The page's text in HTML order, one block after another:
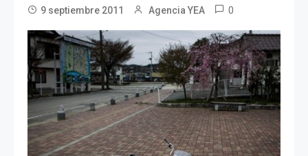
9 septiembre 2011 Agencia YEA 0